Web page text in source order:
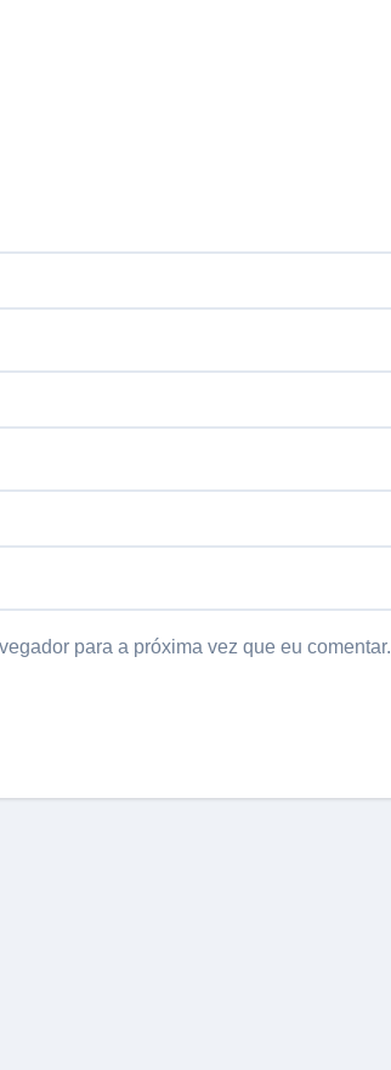
para a próxima vez que eu comentar.